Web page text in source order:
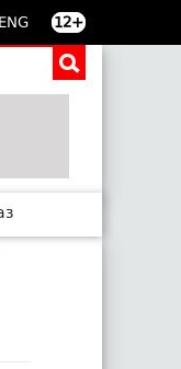
ENG 12+